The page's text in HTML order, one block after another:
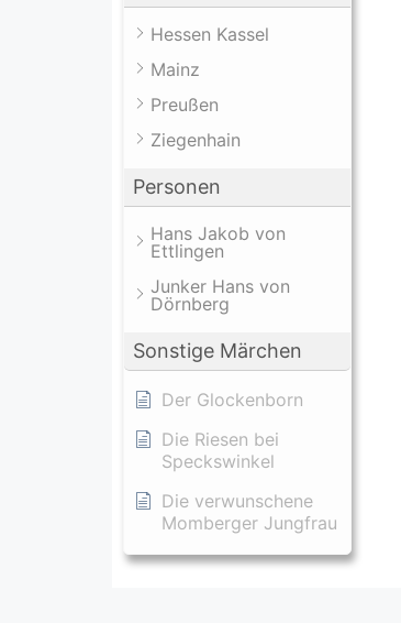
Hessen Kassel
Mainz
Preußen
Ziegenhain
Personen
Hans Jakob von
Ettlingen
Junker Hans von
Dörnberg
Sonstige Märchen
Der Glockenborn
Die Riesen bei
Speckswinkel
Die verwunschene
Momberger Jungfrau